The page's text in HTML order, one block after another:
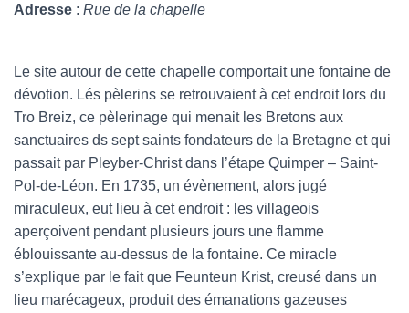
Adresse : Rue de la chapelle
Le site autour de cette chapelle comportait une fontaine de
dévotion. Lés pèlerins se retrouvaient à cet endroit lors du
Tro Breiz, ce pèlerinage qui menait les Bretons aux
sanctuaires ds sept saints fondateurs de la Bretagne et qui
passait par Pleyber-Christ dans l’étape Quimper – Saint-
Pol-de-Léon. En 1735, un évènement, alors jugé
miraculeux, eut lieu à cet endroit : les villageois
aperçoivent pendant plusieurs jours une flamme
éblouissante au-dessus de la fontaine. Ce miracle
s’explique par le fait que Feunteun Krist, creusé dans un
lieu marécageux, produit des émanations gazeuses